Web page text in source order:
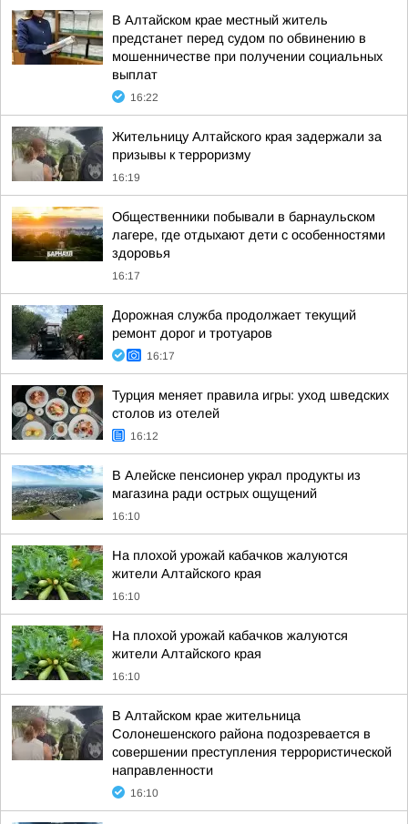
В Алтайском крае местный житель
предстанет перед судом по обвинению в
мошенничестве при получении социальных
выплат
16:22
Жительницу Алтайского края задержали за
призывы к терроризму
16:19
Общественники побывали в барнаульском
лагере, где отдыхают дети с особенностями
здоровья
16:17
Дорожная служба продолжает текущий
ремонт дорог и тротуаров
16:17
Турция меняет правила игры: уход шведских
столов из отелей
16:12
В Алейске пенсионер украл продукты из
магазина ради острых ощущений
16:10
На плохой урожай кабачков жалуются
жители Алтайского края
16:10
На плохой урожай кабачков жалуются
жители Алтайского края
16:10
В Алтайском крае жительница
Солонешенского района подозревается в
совершении преступления террористической
направленности
16:10